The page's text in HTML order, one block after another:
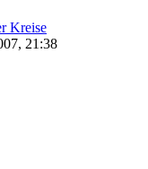
Kreise
21:38